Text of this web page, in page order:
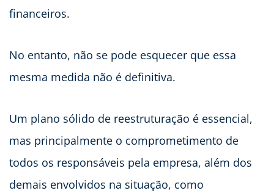
financeiros.
No entanto, não se pode esquecer que essa
mesma medida não é definitiva.
Um plano sólido de reestruturação é essencial,
mas principalmente o comprometimento de
todos os responsáveis pela empresa, além dos
demais envolvidos na situação, como